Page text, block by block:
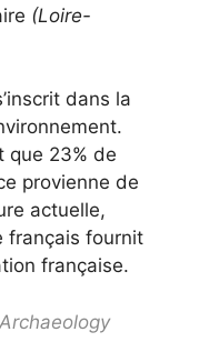
(Loire-
dans la
que 23% de
provienne de
actuelle,
français fournit
française.